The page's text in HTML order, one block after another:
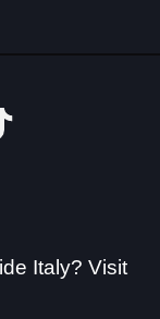
Italy? Visit